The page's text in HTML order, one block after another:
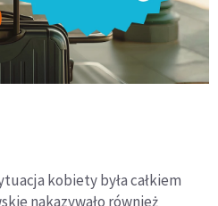
kobiety była całkiem
nakazywało również